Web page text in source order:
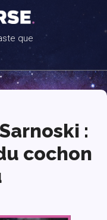
que
:
cochon